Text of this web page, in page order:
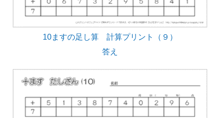
10ますの足し算 計算プリント（９）
答え